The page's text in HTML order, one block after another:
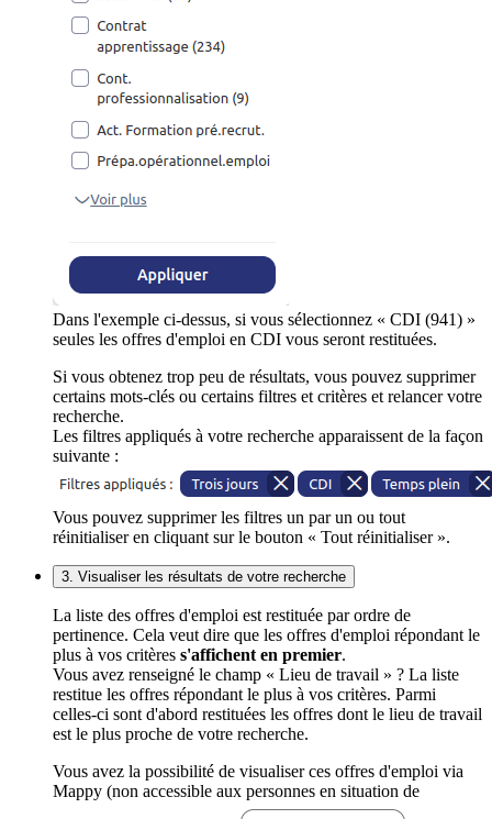
Dans l'exemple ci-dessus, si vous sélectionnez « CDI (941) »
seules les offres d'emploi en CDI vous seront restituées.
Si vous obtenez trop peu de résultats, vous pouvez supprimer
certains mots-clés ou certains filtres et critères et relancer votre
recherche.
Les filtres appliqués à votre recherche apparaissent de la façon
suivante :
Vous pouvez supprimer les filtres un par un ou tout
réinitialiser en cliquant sur le bouton « Tout réinitialiser ».
3. Visualiser les résultats de votre recherche
La liste des offres d'emploi est restituée par ordre de
pertinence. Cela veut dire que les offres d'emploi répondant le
plus à vos critères s'affichent en premier.
Vous avez renseigné le champ « Lieu de travail » ? La liste
restitue les offres répondant le plus à vos critères. Parmi
celles-ci sont d'abord restituées les offres dont le lieu de travail
est le plus proche de votre recherche.
Vous avez la possibilité de visualiser ces offres d'emploi via
Mappy (non accessible aux personnes en situation de